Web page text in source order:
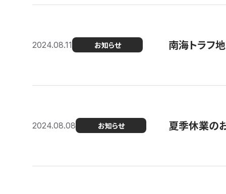
2024.08.11 お知らせ 南海トラフ
2024.08.08 お知らせ 夏季休業の